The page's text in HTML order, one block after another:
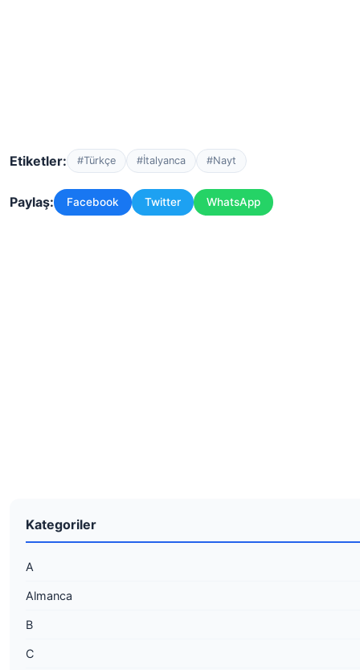
Etiketler: #Türkçe #İtalyanca #Nayt
Paylaş: Facebook Twitter WhatsApp
Kategoriler
A
Almanca
B
C